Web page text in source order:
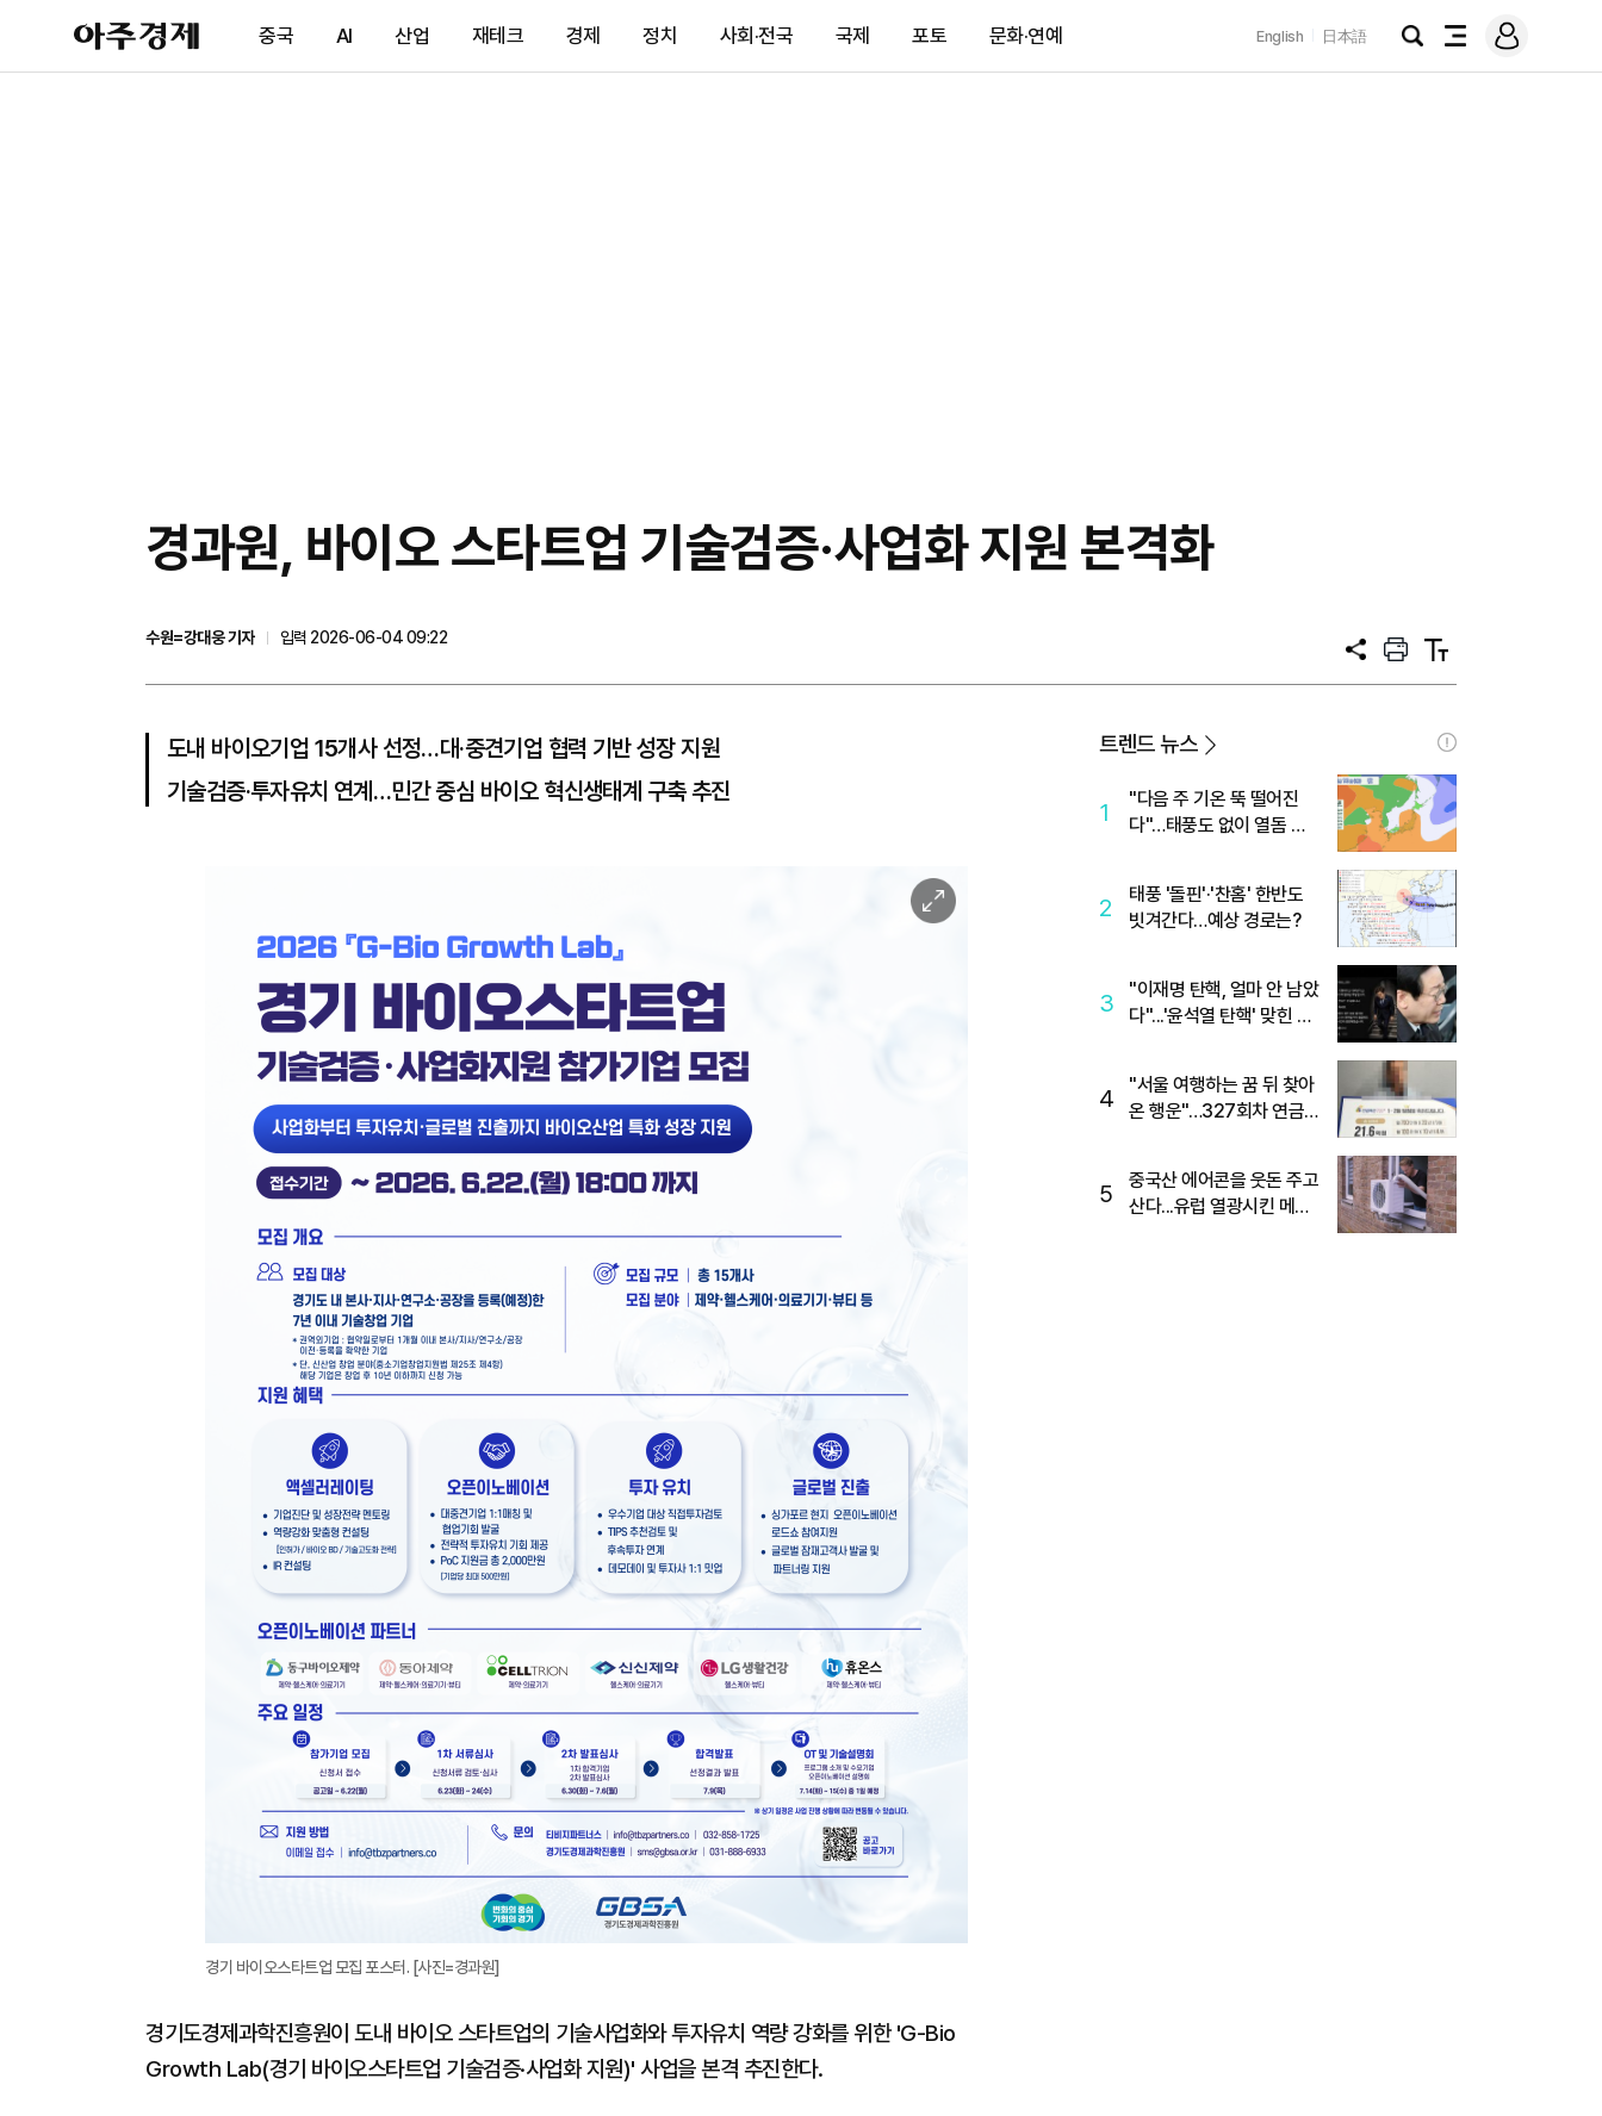
아
주
제
중국 AI 산업 재테크 경제 정치 사회·전국 국제 포토 문화·연예 English 日本語
검
전
메
그
경과원, 바이오 스타트업 기술검증·사업화 지원 본격화
수원=강대웅 기자
입력 2026-06-04 09:22
공
프
트
텍
트
도내 바이오기업 15개사 선정…대·중견기업 협력 기반 성장 지원
기술검증·투자유치 연계…민간 중심 바이오 혁신생태계 구축 추진
이
미
경기 바이오스타트업 모집 포스터. [사진=경과원]
경기도경제과학진흥원이 도내 바이오 스타트업의 기술사업화와 투자유치 역량 강화를 위한 'G-Bio
Growth Lab(경기 바이오스타트업 기술검증·사업화 지원)' 사업을 본격 추진한다.
트렌드 뉴스
1
"다음 주 기온 뚝 떨어진
다"…태풍도 없이 열돔 박
2
태풍 '돌핀'·'찬홈' 한반도
빗겨간다…예상 경로는?
3
"이재명 탄핵, 얼마 안 남았
다"...'윤석열 탄핵' 맞힌 무
4
"서울 여행하는 꿈 뒤 찾아
온 행운"…327회차 연금
5
중국산 에어콘을 웃돈 주고
산다...유럽 열광시킨 메이